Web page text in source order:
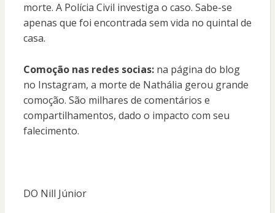
morte. A Polícia Civil investiga o caso. Sabe-se
apenas que foi encontrada sem vida no quintal de
casa.
Comoção nas redes socias:na página do blog
no Instagram, a morte de Nathália gerou grande
comoção. São milhares de comentários e
compartilhamentos, dado o impacto com seu
falecimento.
DO Nill Júnior